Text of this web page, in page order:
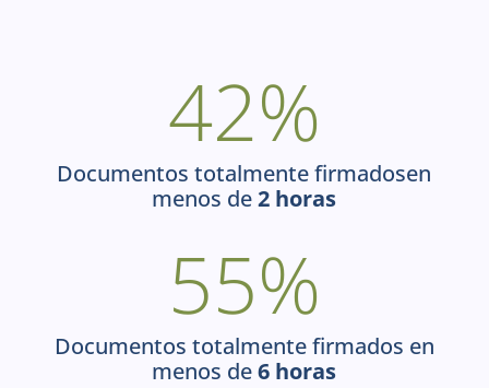
42%
Documentos totalmente firmadosen
menos de2 horas
55%
Documentos totalmente firmados en
menos de6 horas